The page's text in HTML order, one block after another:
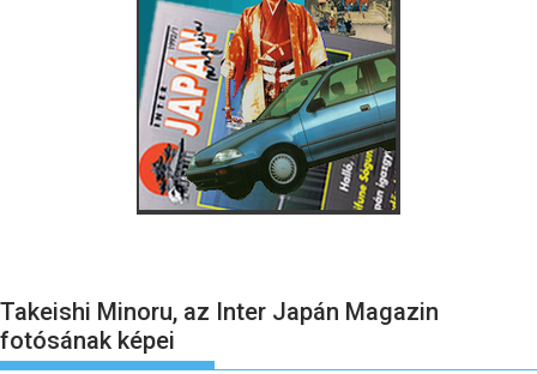
Takeishi Minoru, az Inter Japán Magazin
fotósának képei